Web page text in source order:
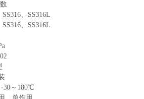
SS316、SS316L
SS316、SS316L
-30～180℃